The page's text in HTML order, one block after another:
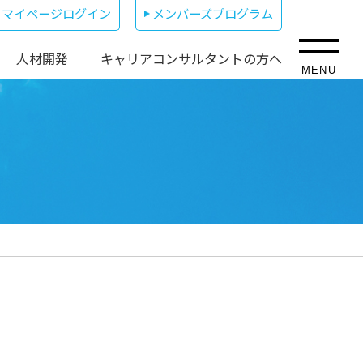
マイページログイン メンバーズプログラム
人材開発 キャリアコンサルタントの方へ
MENU